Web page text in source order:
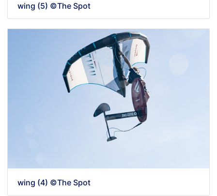
wing (5) ©The Spot
wing (4) ©The Spot